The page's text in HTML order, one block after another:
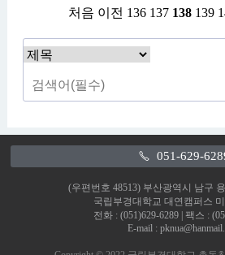
처음 이전 136 137 138 139
051-629-
(우편번호 48513) 부산광역시 남구
국립부경대학교 대연캠퍼스
전화 : (051)629-6289 | 팩스 :
E-mail :